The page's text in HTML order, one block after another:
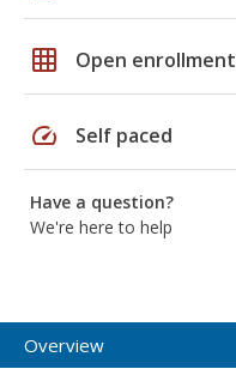
grid_on Open enrollment
speed Self paced
Have a question?
We're here to help
Overview